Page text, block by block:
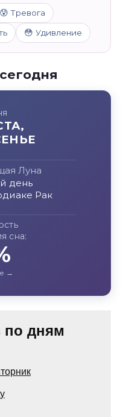
😰 Тревога
😳 Удивление
Луна
день
Рак
сна:
по дням